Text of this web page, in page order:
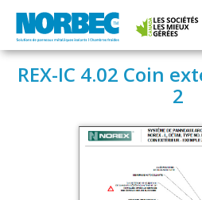
REX-IC 4.02 Coin
2